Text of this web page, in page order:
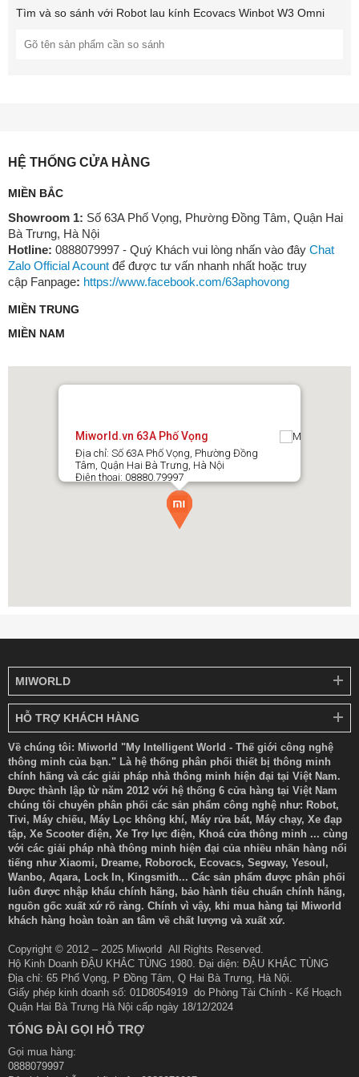
Công nghệ TruEdge giúp làm sạch sát mép kính, đảm bảo không
tự động hạ bàn chải TruEdge, vận hành ở tốc độ lên đến 200
hoàn tất, bàn chải sẽ thu lại, hạn chế lan truyền cặn bẩn sang khu
vực khác. Nhờ cơ chế nâng hạ thông minh, thiết bị duy trì hiệu
quả làm sạch đồng đều trên toàn bộ bề mặt kính, giữ độ sạch cao
mà không gây ô nhiễm chéo.
Điều hướng thông minh nhờ thuật toán WIN-
khu vực phức tạp như phòng tắm hay ban công. Tốc độ làm sạch
đảm bảo hiệu quả. Hệ thống còn cung cấp nhiều chế độ như làm
sạch sâu, làm sạch kỹ lưỡng hoặc theo khu vực, giúp người
dùng dễ dàng lựa chọn phù hợp theo từng nhu cầu sử dụng.
Winbot W3 Omni được trang bị công nghệ
phun góc rộng ba vòi kết hợp cây lau ướt
Công nghệ phun góc rộng ba vòi nâng cao hiệu quả làm sạch nhờ
khả năng phủ nước đều trên toàn bộ bề mặt kính. Hệ thống tạo
áp lực nước cao, hỗ trợ làm mềm nhanh các vết bẩn bám lâu
ngày, từ đó tăng hiệu suất xử lý ngay trong lần lau đầu tiên. Kết
hợp cây lau ướt, thiết bị loại bỏ bụi bẩn triệt để, hạn chế để lại vệt
diễn ra đồng đều, đảm bảo bề mặt kính luôn trong suốt sau khi
hoàn tất.
Tìm và so sánh với Robot lau kính Ecovacs Winbot W3 Omni
HỆ THỐNG CỬA HÀNG
MIỀN BẮC
Showroom 1: Số 63A Phố Vọng, Phường Đồng Tâm, Quận Hai
Bà Trưng, Hà Nội
Hotline: 0888079997 - Quý Khách vui lòng nhấn vào đây Chat
Zalo Official Acount để được tư vấn nhanh nhất hoặc truy
cập Fanpage: https://www.facebook.com/63aphovong
MIỀN TRUNG
MIỀN NAM
Miworld.vn 63A Phố Vọng
Địa chỉ: Số 63A Phố Vọng, Phường Đồng
Tâm, Quận Hai Bà Trưng, Hà Nội
Điện thoại: 08880.79997
MIWORLD
HỖ TRỢ KHÁCH HÀNG
Về chúng tôi: Miworld "My Intelligent World - Thế giới công nghệ
thông minh của bạn." Là hệ thống phân phối thiết bị thông minh
chính hãng và các giải pháp nhà thông minh hiện đại tại Việt Nam.
Được thành lập từ năm 2012 với hệ thống 6 cửa hàng tại Việt Nam
chúng tôi chuyên phân phối các sản phẩm công nghệ như: Robot,
Tivi, Máy chiếu, Máy Lọc không khí, Máy rửa bát, Máy chạy, Xe đạp
tập, Xe Scooter điện, Xe Trợ lực điện, Khoá cửa thông minh ... cùng
với các giải pháp nhà thông minh hiện đại của nhiều nhãn hàng nổi
tiếng như Xiaomi, Dreame, Roborock, Ecovacs, Segway, Yesoul,
Wanbo, Aqara, Lock In, Kingsmith... Các sản phẩm được phân phối
luôn được nhập khẩu chính hãng, bảo hành tiêu chuẩn chính hãng,
nguồn gốc xuất xứ rõ ràng. Chính vì vậy, khi mua hàng tại Miworld
khách hàng hoàn toàn an tâm về chất lượng và xuất xứ.
Copyright © 2012 – 2025 Miworld All Rights Reserved.
Hộ Kinh Doanh ĐẬU KHẮC TÙNG 1980. Đại diện: ĐẬU KHẮC TÙNG
Địa chỉ: 65 Phố Vọng, P Đồng Tâm, Q Hai Bà Trưng, Hà Nội.
Giấy phép kinh doanh số: 01D8054919 do Phòng Tài Chính - Kế Hoạch
Quận Hai Bà Trưng Hà Nội cấp ngày 18/12/2024
TỔNG ĐÀI GỌI HỖ TRỢ
Gọi mua hàng:
0888079997